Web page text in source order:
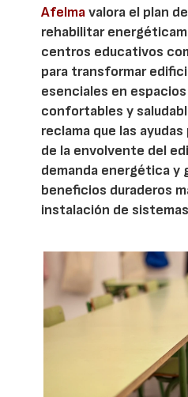
Afelmavalora el plan
rehabilitar
centros educativos
para transformar
esenciales en
confortables y
reclama que las
de la envolvente del
demanda energética y
beneficios duraderos
instalación de